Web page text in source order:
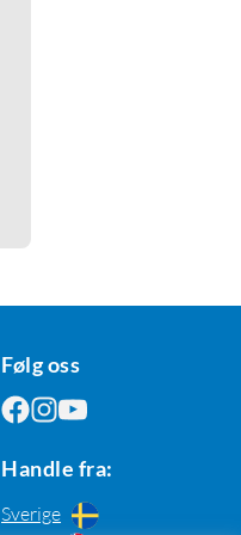
Følg oss
Handle fra:
Sverige